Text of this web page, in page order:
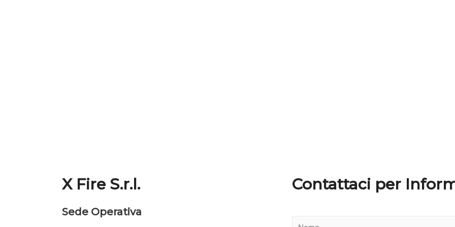
X Fire S.r.l.
Sede Operativa
Contattaci per